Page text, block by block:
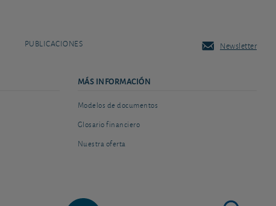
PUBLICACIONES Newsletter
MÁS INFORMACIÓN
Modelos de documentos
Glosario financiero
Nuestra oferta